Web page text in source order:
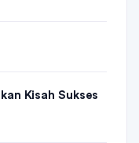
Kisah Sukses